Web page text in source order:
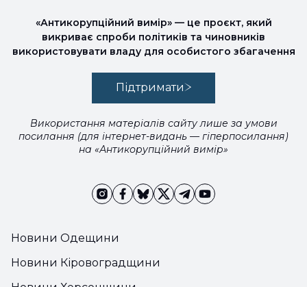
Новини Одещини
Новини Кіровоградщини
«Антикорупційний вимір» — це проєкт, який
викриває спроби політиків та чиновників
використовувати владу для особистого збагачення
Підтримати
Використання матеріалів сайту лише за умови
посилання (для інтернет-видань — гіперпосилання)
на «Антикорупційний вимір»